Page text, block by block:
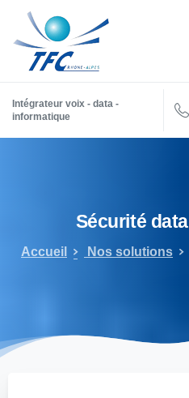
Intégrateur voix - data -
informatique
Sécurité data
Accueil Nos solutions